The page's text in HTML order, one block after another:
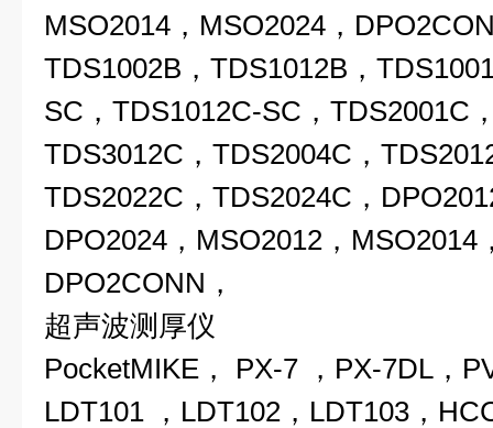
MSO2014，MSO2024，
TDS1002B，TDS1012B，
SC，TDS1012C-SC，TDS2001C
TDS3012C，TDS2004C，
TDS2022C，TDS2024C，
DPO2024，MSO2012，MSO2014
DPO2CONN，
超声波测厚仪
PocketMIKE， PX-7 ，PX-7DL，
LDT101 ，LDT102，LDT103，